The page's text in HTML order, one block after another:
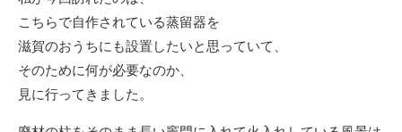
こちらで自作されている蒸留器を
滋賀のおうちにも設置したいと思っていて、
そのために何が必要なのか、
見に行ってきました。